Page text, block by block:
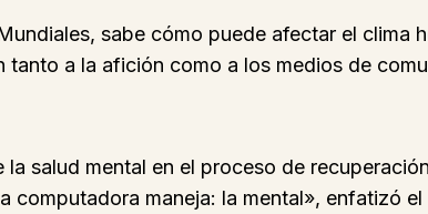
sabe cómo puede afectar el clima
a la afición como a los medios de
salud mental en el proceso de
computadora maneja: la mental», enfatizó el